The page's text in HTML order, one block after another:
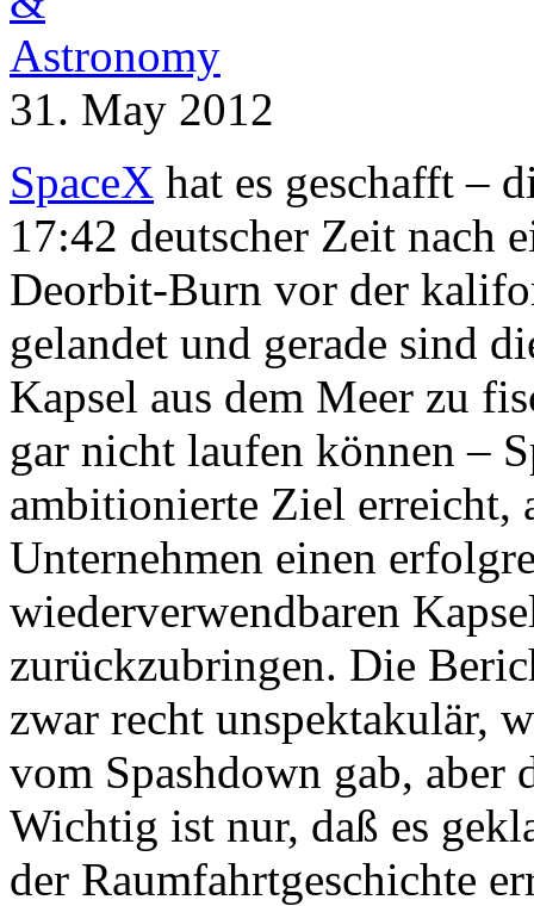
31. May 2012
SpaceX hat es geschafft –
17:42 deutscher Zeit nach
Deorbit-Burn vor der
gelandet und gerade sind
Kapsel aus dem Meer zu
gar nicht laufen können –
ambitionierte Ziel erreicht,
Unternehmen einen
wiederverwendbaren
zurückzubringen. Die
zwar recht unspektakulär,
vom Spashdown gab, aber
Wichtig ist nur, daß es
der Raumfahrtgeschichte